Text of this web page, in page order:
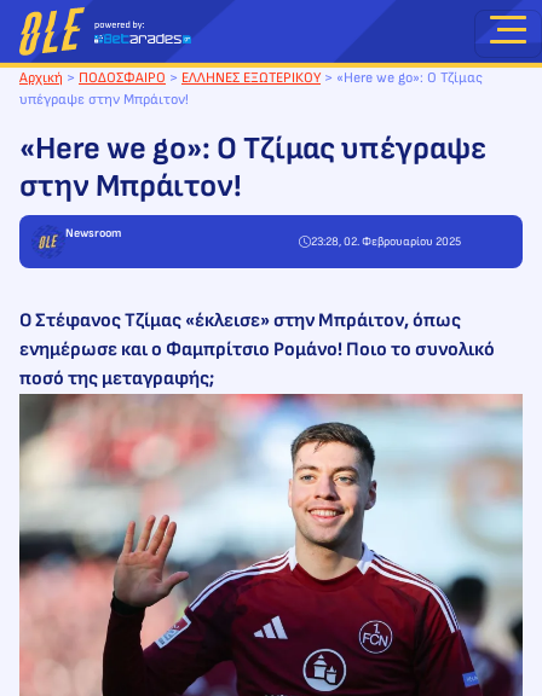
Μετάβαση
στο
περιεχόμενο
Αρχική > ΠΟΔΟΣΦΑΙΡΟ > ΕΛΛΗΝΕΣ ΕΞΩΤΕΡΙΚΟΥ> «Here we go»: Ο Τζίμας
υπέγραψε στην Μπράιτον!
«Here we go»: Ο Τζίμας υπέγραψε
στην Μπράιτον!
Newsroom
23:28, 02. Φεβρουαρίου 2025
Ο Στέφανος Τζίμας «έκλεισε» στην Μπράιτον, όπως
ενημέρωσε και ο Φαμπρίτσιο Ρομάνο! Ποιο το συνολικό
ποσό της μεταγραφής;